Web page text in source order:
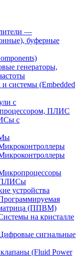
—
буферные
генераторы,
системы (Embedded
с
ПЛИС
с
ПЛИСы
устройства
матрица (ППВМ)
на кристалле
сигнальные
(Fluid Power